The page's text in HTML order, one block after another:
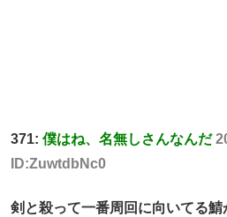
371: 僕はね、名無しさんなんだ
ID:ZuwtdbNc0
剣と殺って一番周回に向いてる鯖